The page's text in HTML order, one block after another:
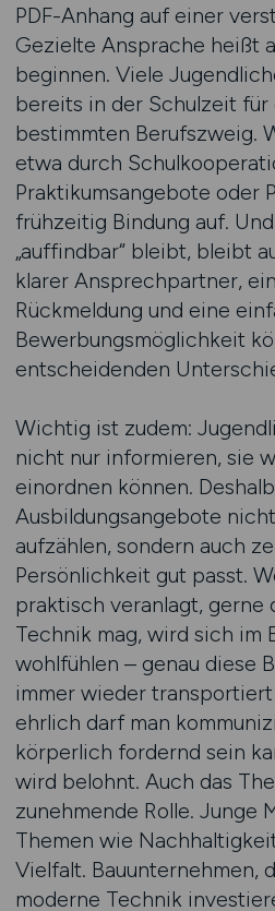
PDF-Anhang auf einer
Gezielte Ansprache heißt
beginnen. Viele
bereits in der Schulzeit für
bestimmten Berufszweig.
etwa durch
Praktikumsangebote oder
frühzeitig Bindung auf.
„auffindbar“ bleibt, bleibt
klarer Ansprechpartner,
Rückmeldung und eine
Bewerbungsmöglichkeit
entscheidenden
Wichtig ist zudem:
nicht nur informieren, sie
einordnen können.
Ausbildungsangebote
aufzählen, sondern auch
Persönlichkeit gut passt.
praktisch veranlagt, gerne
Technik mag, wird sich im
wohlfühlen – genau diese
immer wieder
ehrlich darf man
körperlich fordernd sein
wird belohnt. Auch das
zunehmende Rolle. Junge
Themen wie
Vielfalt. Bauunternehmen,
moderne Technik